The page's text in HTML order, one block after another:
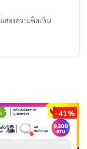
สดงความคิดเห็น
-41%